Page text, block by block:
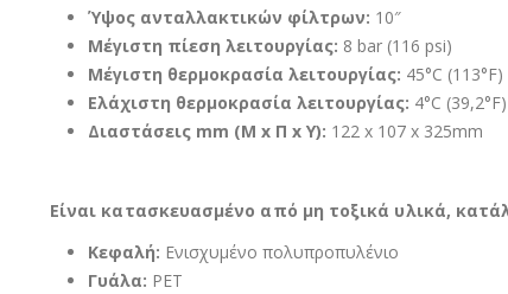
Ύψος ανταλλακτικών φίλτρων: 10″
Μέγιστη πίεση λειτουργίας: 8 bar (116 psi)
Μέγιστη θερμοκρασία λειτουργίας: 45°C (113°F)
Ελάχιστη θερμοκρασία λειτουργίας: 4°C (39,2°F)
Διαστάσεις mm (Μ x Π x Υ): 122 x 107 x 325mm
Είναι κατασκευασμένο από μη τοξικά υλικά,
Κεφαλή: Ενισχυμένο πολυπροπυλένιο
Γυάλα: PET